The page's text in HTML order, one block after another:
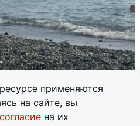
применяются
на сайте, вы
согласие на их